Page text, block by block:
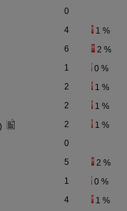
0
4 1 %
6 2 %
1 0 %
2 1 %
2 1 %
2 1 %
0
5 2 %
1 0 %
4 1 %